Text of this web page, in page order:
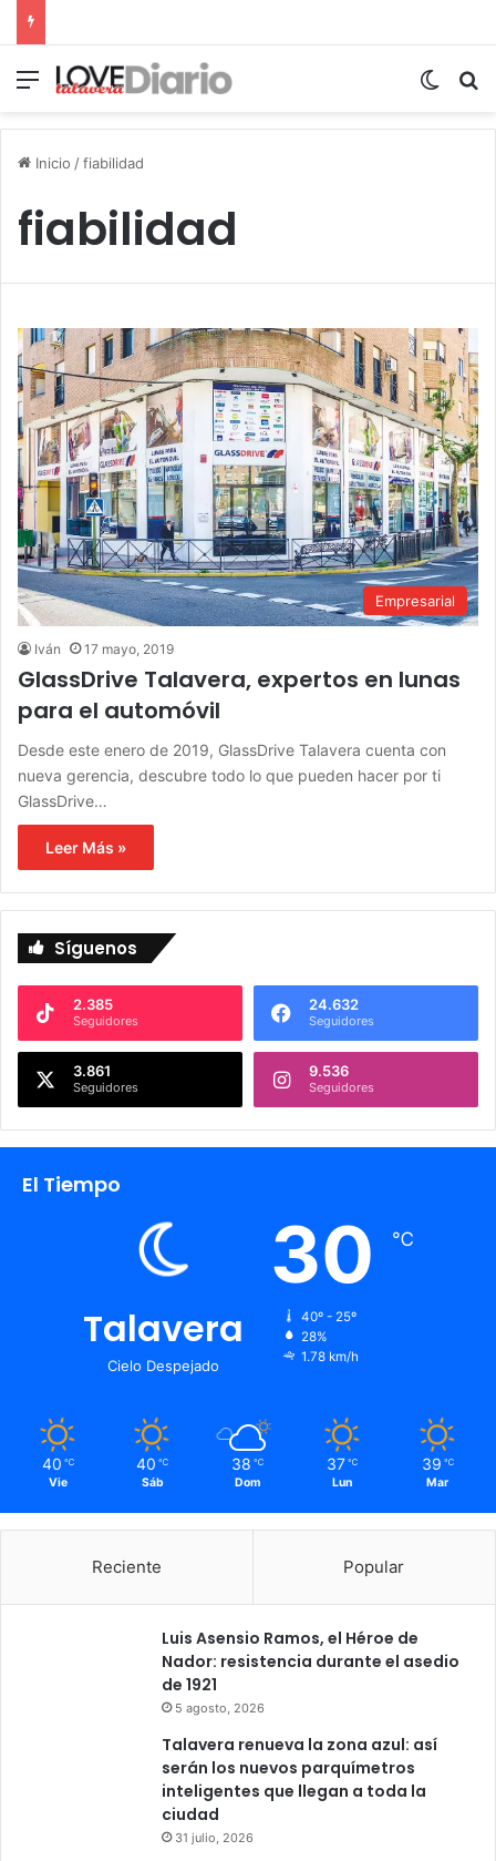
Menú
Inicio /fiabilidad
fiabilidad
Empresarial
Iván 17 mayo, 2019
GlassDrive Talavera, expertos en lunas
para el automóvil
Desde este enero de 2019, GlassDrive Talavera cuenta con
nueva gerencia, descubre todo lo que pueden hacer por ti
GlassDrive…
Leer Más »
Síguenos
2.385
Seguidores
24.632
Seguidores
3.861
Seguidores
9.536
Seguidores
El Tiempo
Talavera
Cielo Despejado
30 ℃
40º - 25º
28%
1.78 km/h
40 ℃
Vie
40 ℃
Sáb
38 ℃
Dom
37 ℃
Lun
39 ℃
Mar
Reciente Popular
Luis Asensio Ramos, el Héroe de
Nador: resistencia durante el asedio
de 1921
5 agosto, 2026
Talavera renueva la zona azul: así
serán los nuevos parquímetros
inteligentes que llegan a toda la
ciudad
31 julio, 2026